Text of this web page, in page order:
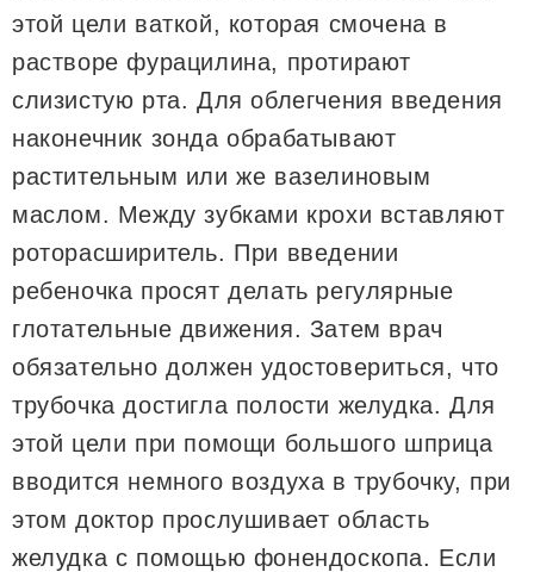
этой цели ваткой, которая смочена в
растворе фурацилина, протирают
слизистую рта. Для облегчения введения
наконечник зонда обрабатывают
растительным или же вазелиновым
маслом. Между зубками крохи вставляют
роторасширитель. При введении
ребеночка просят делать регулярные
глотательные движения. Затем врач
обязательно должен удостовериться, что
трубочка достигла полости желудка. Для
этой цели при помощи большого шприца
вводится немного воздуха в трубочку, при
этом доктор прослушивает область
желудка с помощью фонендоскопа. Если